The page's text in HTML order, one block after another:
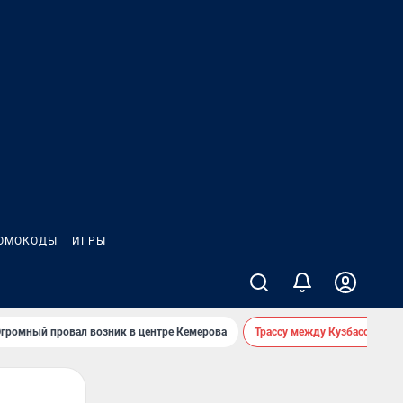
ИГРЫ
провал возник в центре Кемерова Трассу между Кузбассом и